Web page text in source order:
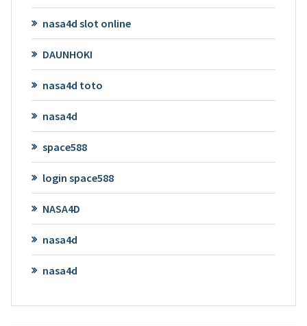
nasa4d slot online
DAUNHOKI
nasa4d toto
nasa4d
space588
login space588
NASA4D
nasa4d
nasa4d